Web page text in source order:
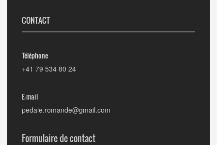
CONTACT
Téléphone
+41 79 534 80 24
E-mail
pedale.romande@gmail.com
Formulaire de contact